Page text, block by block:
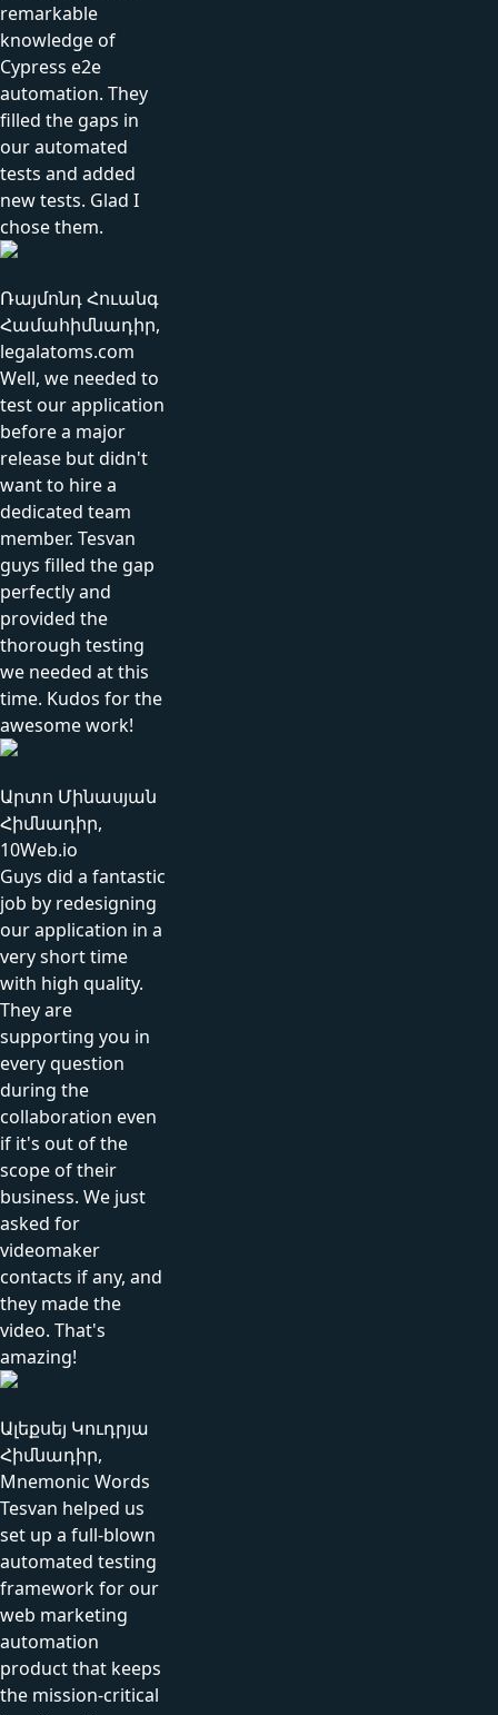
remarkable
knowledge of
Cypress e2e
automation. They
filled the gaps in
our automated
tests and added
new tests. Glad I
chose them.
Ռայմոնդ Հուանգ
Համահիմնադիր,
legalatoms.com
Well, we needed to
test our application
before a major
release but didn't
want to hire a
dedicated team
member. Tesvan
guys filled the gap
perfectly and
provided the
thorough testing
we needed at this
time. Kudos for the
awesome work!
Արտո Մինասյան
Հիմնադիր,
10Web.io
Guys did a fantastic
job by redesigning
our application in a
very short time
with high quality.
They are
supporting you in
every question
during the
collaboration even
if it's out of the
scope of their
business. We just
asked for
videomaker
contacts if any, and
they made the
video. That's
amazing!
Ալեքսեյ Կուդրյա
Հիմնադիր,
Mnemonic Words
Tesvan helped us
set up a full-blown
automated testing
framework for our
web marketing
automation
product that keeps
the mission-critical